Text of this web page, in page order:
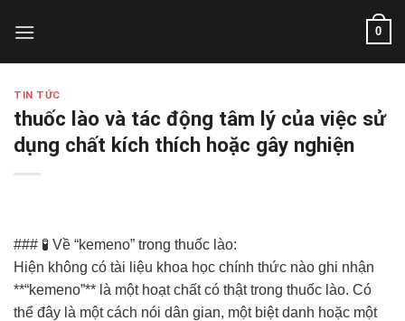
0
TIN TỨC
thuốc lào và tác động tâm lý của việc sử
dụng chất kích thích hoặc gây nghiện
### 🧪 Về “kemeno” trong thuốc lào:
Hiện không có tài liệu khoa học chính thức nào ghi nhận
**“kemeno”** là một hoạt chất có thật trong thuốc lào. Có
thể đây là một cách nói dân gian, một biệt danh hoặc một